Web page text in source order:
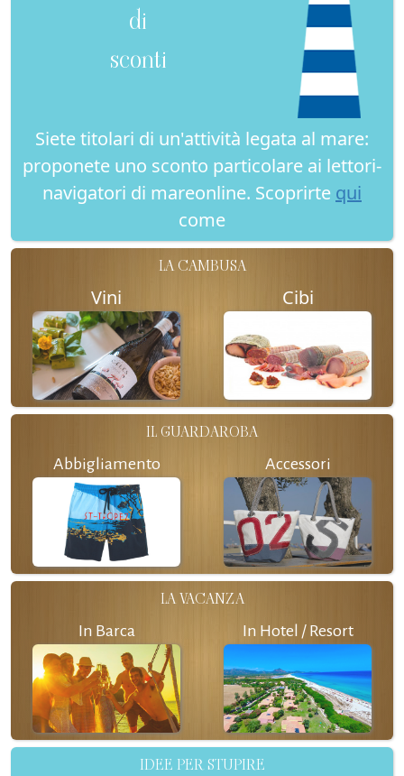
di
sconti
Siete titolari di un'attività legata al mare:
proponete uno sconto particolare ai lettori-
navigatori di mareonline. Scoprirte qui
come
LA CAMBUSA
Vini Cibi
IL GUARDAROBA
Abbigliamento Accessori
LA VACANZA
In Barca In Hotel / Resort
IDEE PER STUPIRE